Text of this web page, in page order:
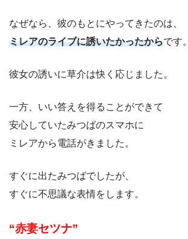
なぜなら、彼のもとにやってきたのは、
ミレアのライブに誘いたかったからです。
彼女の誘いに草介は快く応じました。
一方、いい答えを得ることができて
安心していたみつばのスマホに
ミレアから電話がきました。
すぐに出たみつばでしたが、
すぐに不思議な表情をします。
“赤妻セツナ”